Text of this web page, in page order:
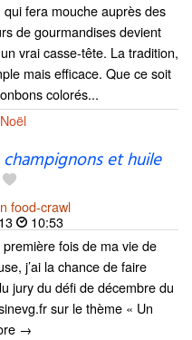
qui fera mouche auprès des
de gourmandises devient
vrai casse-tête. La tradition,
mais efficace. Que ce soit
colorés...
Noël
et huile
food-crawl
10:53
fois de ma vie de
j’ai la chance de faire
jury du défi de décembre du
sur le thème « Un
→